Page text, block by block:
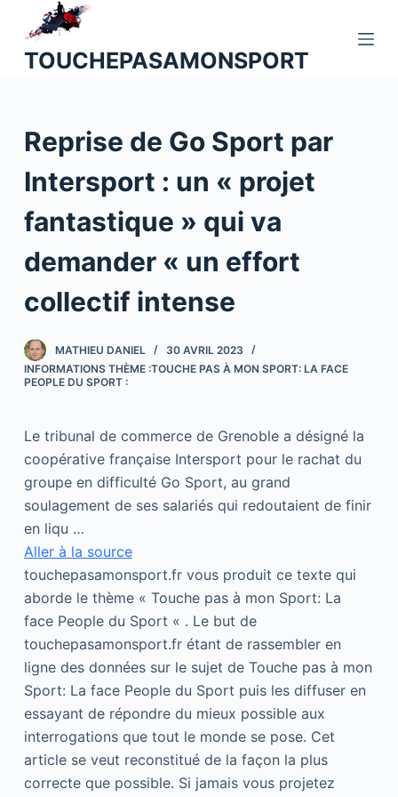
o
e
u
TOUCHEPASAMONSPORT
Reprise de Go Sport par
Intersport : un « projet
fantastique » qui va
demander « un effort
collectif intense
MATHIEU DANIEL
30 AVRIL 2023
INFORMATIONS THÈME :TOUCHE PAS À MON SPORT: LA FACE
PEOPLE DU SPORT :
Le tribunal de commerce de Grenoble a désigné la
coopérative française Intersport pour le rachat du
groupe en difficulté Go Sport, au grand
soulagement de ses salariés qui redoutaient de finir
en liqu …
Aller à la source
touchepasamonsport.fr vous produit ce texte qui
aborde le thème « Touche pas à mon Sport: La
face People du Sport « . Le but de
touchepasamonsport.fr étant de rassembler en
ligne des données sur le sujet de Touche pas à mon
Sport: La face People du Sport puis les diffuser en
essayant de répondre du mieux possible aux
interrogations que tout le monde se pose. Cet
article se veut reconstitué de la façon la plus
correcte que possible. Si jamais vous projetez